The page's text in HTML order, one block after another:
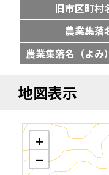
旧市区町村
農業集落
農業集落名（よみ）
地図表示
+
−